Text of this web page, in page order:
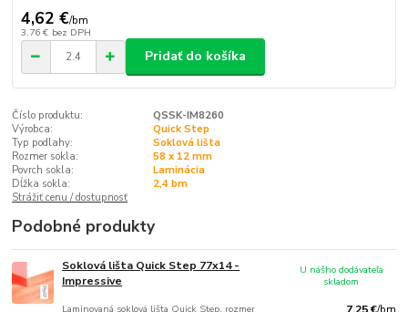
4,62 €/bm
3,76 € bez DPH
Pridať do košíka
Číslo produktu:
QSSK-IM8260
Výrobca:
Quick Step
Typ podlahy:
Soklová lišta
Rozmer sokla:
58 x 12 mm
Povrch sokla:
Laminácia
Dĺžka sokla:
2,4 bm
Strážiť cenu / dostupnosť
Podobné produkty
Soklová lišta Quick Step 77x14 -
Impressive
Laminovaná soklová lišta Quick Step, rozmer
7,25 €
U nášho dodávateľa
skladom